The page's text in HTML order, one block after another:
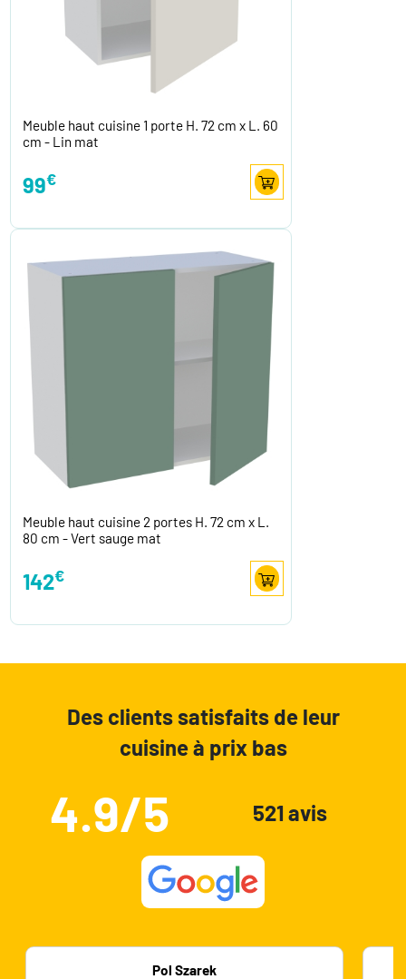
Meuble haut cuisine 1 porte H. 72 cm x L. 60
cm - Lin mat
99€
Meuble haut cuisine 2 portes H. 72 cm x L.
80 cm - Vert sauge mat
142€
Des clients satisfaits de leur
cuisine à prix bas
4.9/5 521 avis
Pol Szarek